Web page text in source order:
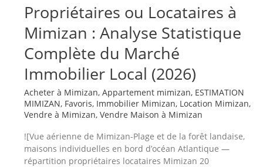
Propriétaires ou Locataires à
Mimizan : Analyse Statistique
Complète du Marché
Immobilier Local (2026)
Acheter à Mimizan, Appartement mimizan, ESTIMATION
MIMIZAN, Favoris, Immobilier Mimizan, Location Mimizan,
Vendre à Mimizan, Vendre Maison à Mimizan
![Vue aérienne de Mimizan-Plage et de la forêt landaise,
maisons individuelles en bord d’océan Atlantique —
répartition propriétaires locataires Mimizan 20